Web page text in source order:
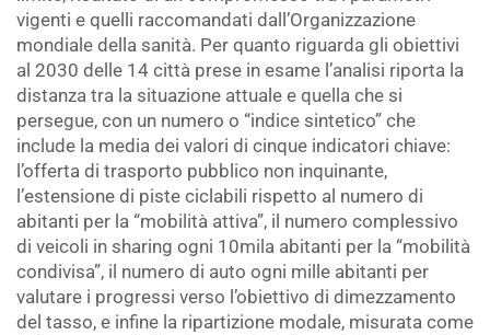
vigenti e quelli raccomandati dall’Organizzazione
mondiale della sanità. Per quanto riguarda gli obiettivi
al 2030 delle 14 città prese in esame l’analisi riporta la
distanza tra la situazione attuale e quella che si
persegue, con un numero o “indice sintetico” che
include la media dei valori di cinque indicatori chiave:
l’offerta di trasporto pubblico non inquinante,
l’estensione di piste ciclabili rispetto al numero di
abitanti per la “mobilità attiva”, il numero complessivo
di veicoli in sharing ogni 10mila abitanti per la “mobilità
condivisa”, il numero di auto ogni mille abitanti per
valutare i progressi verso l’obiettivo di dimezzamento
del tasso, e infine la ripartizione modale, misurata come